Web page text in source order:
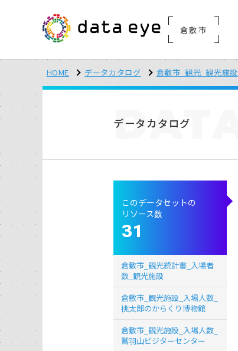
倉敷市
HOME データカタログ 倉敷市_観光_観光施設
データカタログ
DATA
このデータセットの
リソース数
31
倉敷市_観光統計書_入場者
数_観光施設
倉敷市_観光施設_入場人数_
桃太郎のからくり博物館
倉敷市_観光施設_入場人数_
鷲羽山ビジターセンター